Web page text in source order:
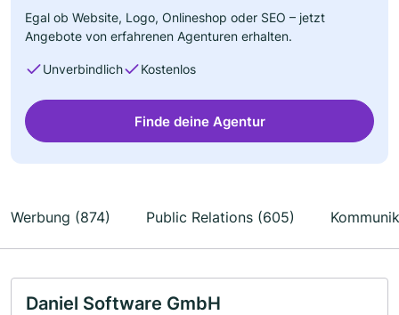
Egal ob Website, Logo, Onlineshop oder SEO – jetzt
Angebote von erfahrenen Agenturen erhalten.
Unverbindlich Kostenlos
Finde deine Agentur
Werbung (874) Public Relations (605)
Daniel Software GmbH